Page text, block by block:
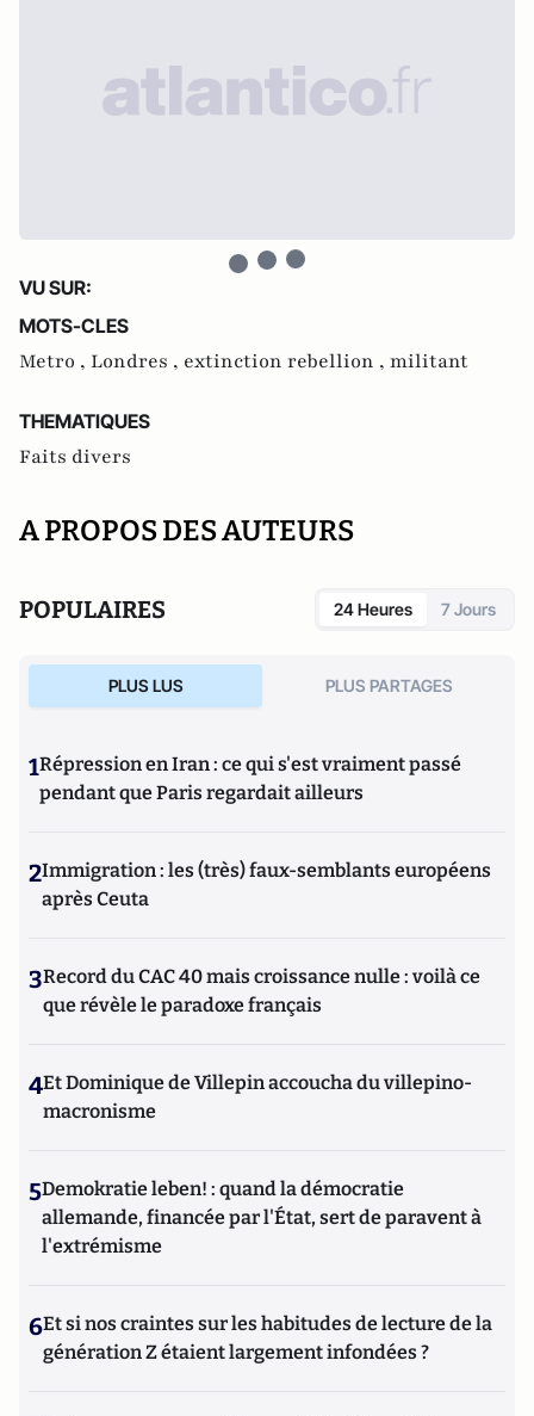
VU SUR:
MOTS-CLES
Metro , Londres , extinction rebellion , militant
THEMATIQUES
Faits divers
A PROPOS DES AUTEURS
POPULAIRES 24 Heures 7 Jours
PLUS LUS PLUS PARTAGES
1Répression en Iran : ce qui s'est vraiment passé
pendant que Paris regardait ailleurs
2Immigration : les (très) faux-semblants européens
après Ceuta
3Record du CAC 40 mais croissance nulle : voilà ce
que révèle le paradoxe français
4Et Dominique de Villepin accoucha du villepino-
macronisme
5Demokratie leben! : quand la démocratie
allemande, financée par l'État, sert de paravent à
l'extrémisme
6Et si nos craintes sur les habitudes de lecture de la
génération Z étaient largement infondées ?